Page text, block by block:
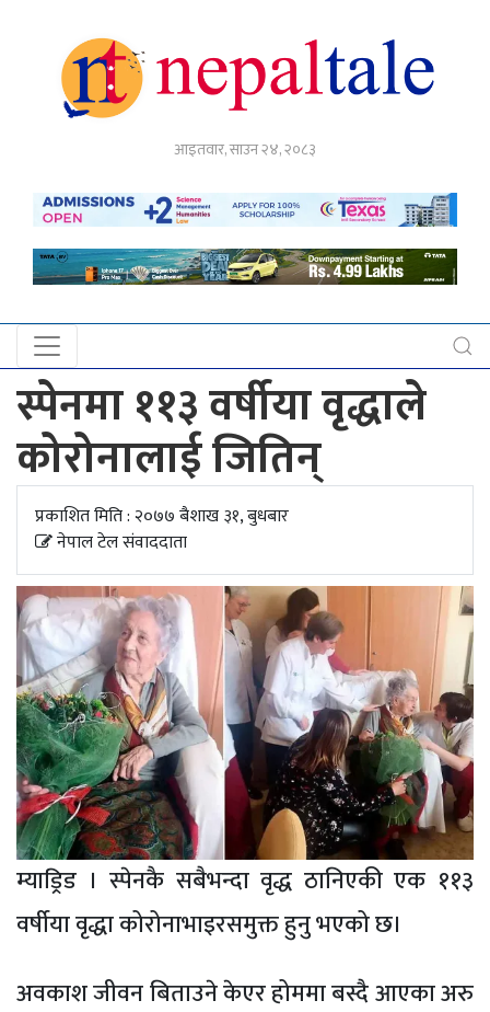
आइतवार, साउन २४, २०८३
अर्थ
नेपाल
प्रदेश
खबर
अन्तर्राष्ट्रिय
युके
अपडेट
खेलकुद
स्वास्थ्य/
जिबनशैली
स्पेनमा ११३ वर्षीया वृद्धाले
कोरोनालाई जितिन्
प्रकाशित मिति : २०७७ बैशाख ३१, बुधबार
नेपाल टेल संवाददाता
म्याड्रिड । स्पेनकै सबैभन्दा वृद्ध ठानिएकी एक ११३
वर्षीया वृद्धा कोरोनाभाइरसमुक्त हुनु भएको छ।
अवकाश जीवन बिताउने केएर होममा बस्दै आएका अरु